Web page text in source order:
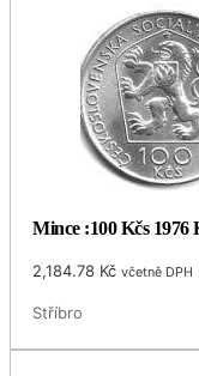
Mince :100 Kčs 1976
2,184.78 Kč včetně DPH
Stříbro